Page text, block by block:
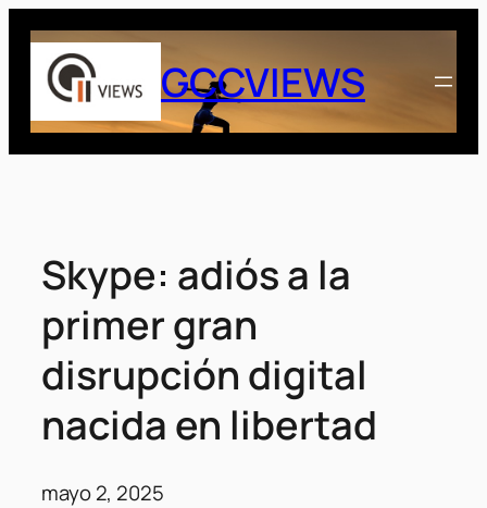
Saltar
contenido
GCCVIEWS
Skype: adiós a la
primer gran
disrupción digital
nacida en libertad
mayo 2, 2025